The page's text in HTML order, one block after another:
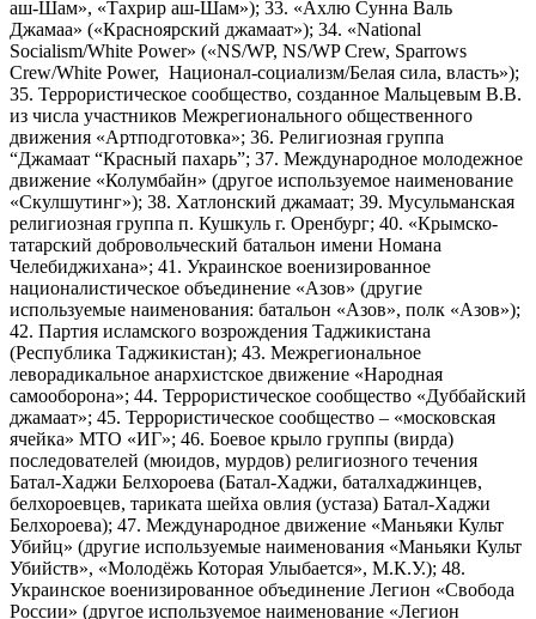
аш-Шам», «Тахрир аш-Шам»); 33. «Ахлю Сунна Валь
Джамаа» («Красноярский джамаат»); 34. «National
Socialism/White Power» («NS/WP, NS/WP Crew, Sparrows
Crew/White Power, Национал-социализм/Белая сила, власть»);
35. Террористическое сообщество, созданное Мальцевым В.В.
из числа участников Межрегионального общественного
движения «Артподготовка»; 36. Религиозная группа
“Джамаат “Красный пахарь”; 37. Международное молодежное
движение «Колумбайн» (другое используемое наименование
«Скулшутинг»); 38. Хатлонский джамаат; 39. Мусульманская
религиозная группа п. Кушкуль г. Оренбург; 40. «Крымско-
татарский добровольческий батальон имени Номана
Челебиджихана»; 41. Украинское военизированное
националистическое объединение «Азов» (другие
используемые наименования: батальон «Азов», полк «Азов»);
42. Партия исламского возрождения Таджикистана
(Республика Таджикистан); 43. Межрегиональное
леворадикальное анархистское движение «Народная
самооборона»; 44. Террористическое сообщество «Дуббайский
джамаат»; 45. Террористическое сообщество – «московская
ячейка» МТО «ИГ»; 46. Боевое крыло группы (вирда)
последователей (мюидов, мурдов) религиозного течения
Батал-Хаджи Белхороева (Батал-Хаджи, баталхаджинцев,
белхороевцев, тариката шейха овлия (устаза) Батал-Хаджи
Белхороева); 47. Международное движение «Маньяки Культ
Убийц» (другие используемые наименования «Маньяки Культ
Убийств», «Молодёжь Которая Улыбается», М.К.У.); 48.
Украинское военизированное объединение Легион «Свобода
России» (другое используемое наименование «Легион